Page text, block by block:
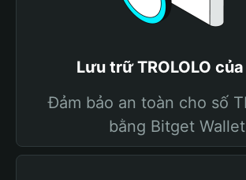
Lưu trữ TROLOLO
Đảm bảo an toàn cho số
bằng Bitget Wallet